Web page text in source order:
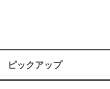
ピックアップ